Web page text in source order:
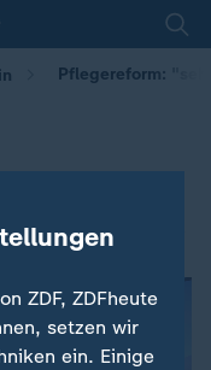
Pflegereform:
ZDF, ZDFheute
setzen wir
ein. Einige